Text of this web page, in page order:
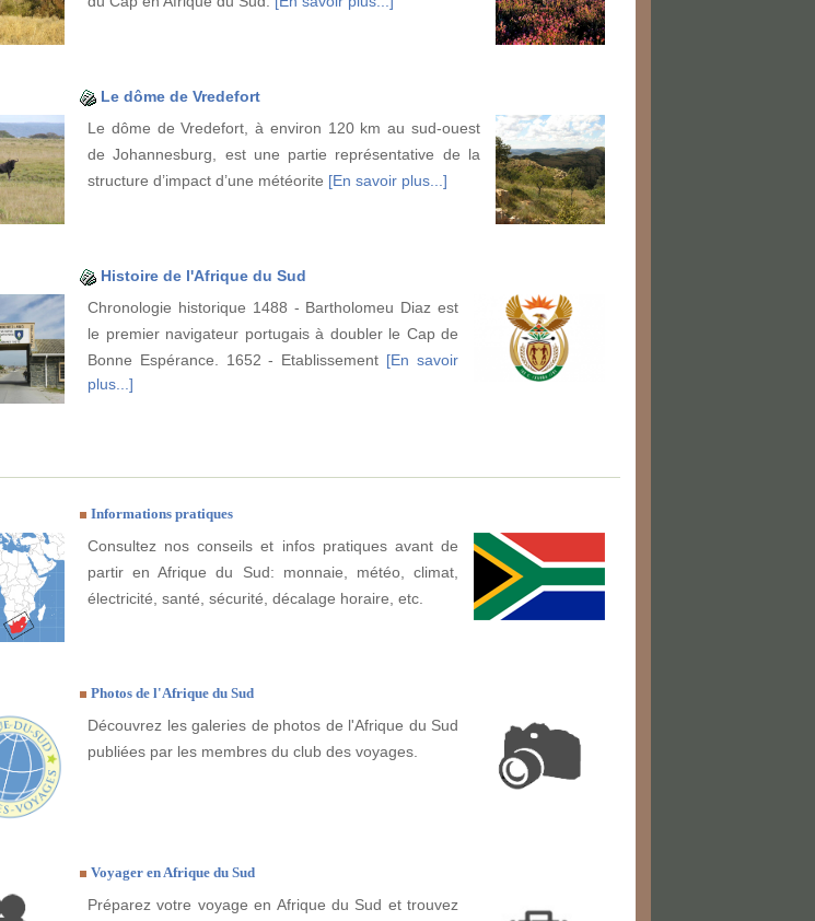
Le dôme de Vredefort
Le dôme de Vredefort, à environ 120 km au sud-ouest
de Johannesburg, est une partie représentative de la
structure d’impact d’une météorite [En savoir plus...]
Histoire de l'Afrique du Sud
Chronologie historique 1488 - Bartholomeu Diaz est
le premier navigateur portugais à doubler le Cap de
Bonne Espérance. 1652 - Etablissement [En savoir
plus...]
Informations pratiques
Consultez nos conseils et infos pratiques avant de
partir en Afrique du Sud: monnaie, météo, climat,
électricité, santé, sécurité, décalage horaire, etc.
Photos de l'Afrique du Sud
Découvrez les galeries de photos de l'Afrique du Sud
publiées par les membres du club des voyages.
Voyager en Afrique du Sud
Préparez votre voyage en Afrique du Sud et trouvez